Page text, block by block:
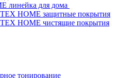
линейка для дома
HOME защитные покрытия
HOME чистящие покрытия
тонирование